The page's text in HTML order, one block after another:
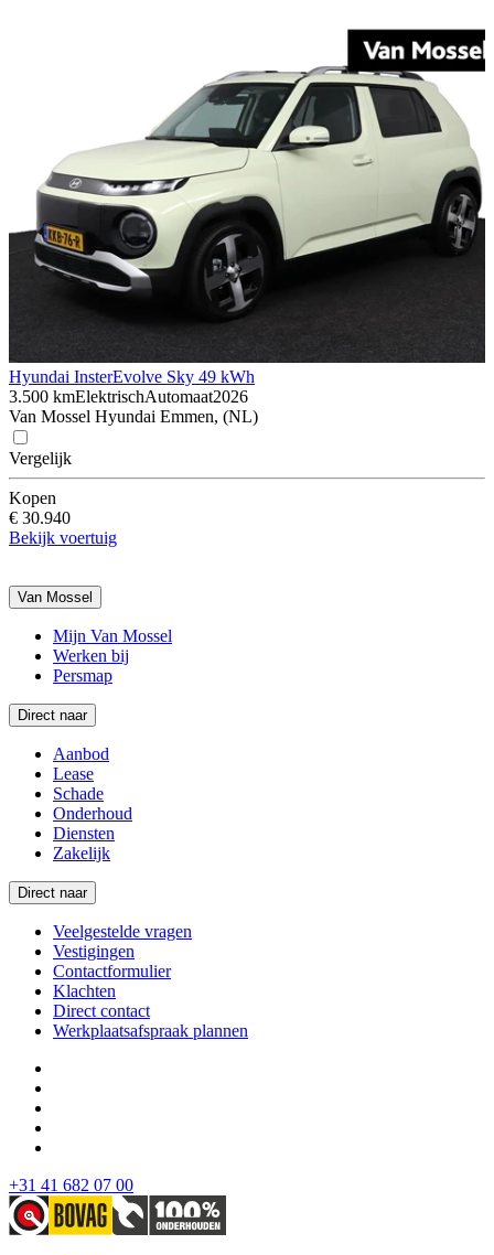
Hyundai InsterEvolve Sky 49 kWh
3.500 kmElektrischAutomaat2026
Van Mossel Hyundai Emmen, (NL)
Vergelijk
Kopen
€ 30.940
Bekijk voertuig
Van Mossel
Mijn Van Mossel
Werken bij
Persmap
Direct naar
Aanbod
Lease
Schade
Onderhoud
Diensten
Zakelijk
Direct naar
Veelgestelde vragen
Vestigingen
Contactformulier
Klachten
Direct contact
Werkplaatsafspraak plannen
+31 41 682 07 00